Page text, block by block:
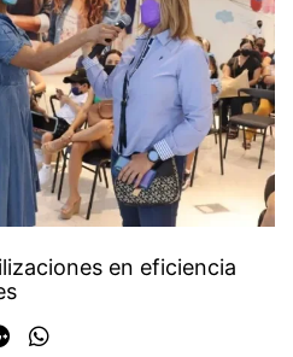
en eficiencia